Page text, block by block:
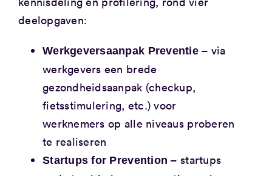
deelopgaven:
Werkgeversaanpak Preventie – via
werkgevers een brede
gezondheidsaanpak (checkup,
fietsstimulering, etc.) voor
werknemers op alle niveaus proberen
te realiseren
Startups for Prevention – startups